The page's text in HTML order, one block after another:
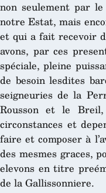
non seulement par
notre Estat, mais
et qui a fait recevoir
avons, par ces
spéciale, pleine
de besoin lesdites
seigneuries de la
Rousson et le
circonstances et
faire et composer à
des mesmes graces,
elevons en titre
de la Gallissonniere.